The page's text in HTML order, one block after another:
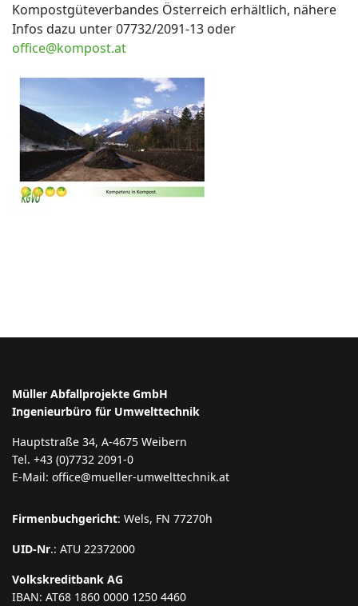
Kompostgüteverbandes Österreich erhältlich, nähere
Infos dazu unter 07732/2091-13 oder
office@kompost.at
Müller Abfallprojekte GmbH
Ingenieurbüro für Umwelttechnik
Hauptstraße 34, A-4675 Weibern
Tel. +43 (0)7732 2091-0
E-Mail: office@mueller-umwelttechnik.at
Firmenbuchgericht: Wels, FN 77270h
UID-Nr.: ATU 22372000
Volkskreditbank AG
IBAN: AT68 1860 0000 1250 4460